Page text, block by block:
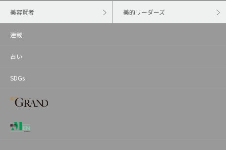
美容賢者 美的リーダーズ
連載
占い
SDGs